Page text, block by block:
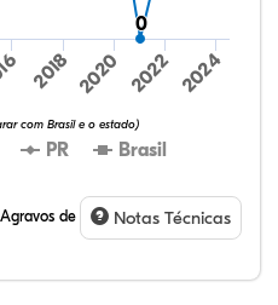
0
0
PR Brasil
com Brasil e o estado)
2018 2020 2022 2024
de
Notas Técnicas